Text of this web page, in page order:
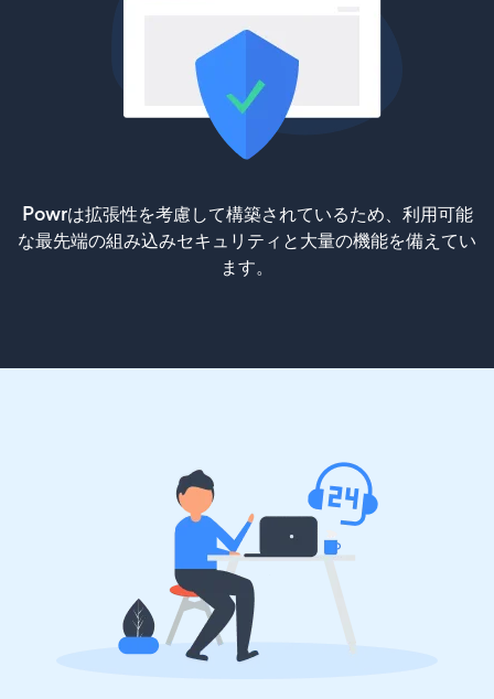
Powrは拡張性を考慮して構築されているため、利用可能
な最先端の組み込みセキュリティと大量の機能を備えてい
ます。